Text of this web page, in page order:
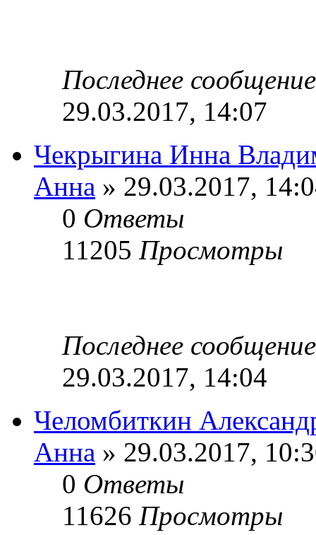
Последнее
29.03.2017, 14:07
Чекрыгина Инна
Анна » 29.03.2017,
0 Ответы
11205 Просмотры
Последнее
29.03.2017, 14:04
Челомбиткин
Анна » 29.03.2017,
0 Ответы
11626 Просмотры